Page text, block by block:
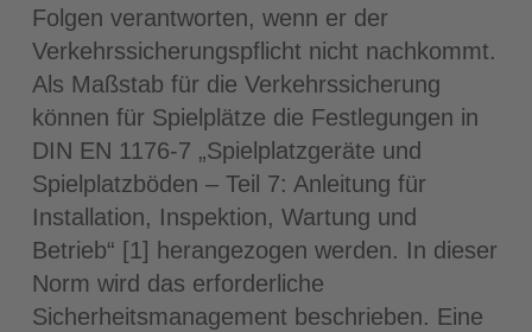
Folgen verantworten, wenn er der
Verkehrssicherungspflicht nicht nachkommt.
Als Maßstab für die Verkehrssicherung
können für Spielplätze die Festlegungen in
DIN EN 1176-7 „Spielplatzgeräte und
Spielplatzböden – Teil 7: Anleitung für
Installation, Inspektion, Wartung und
Betrieb“ [1] herangezogen werden. In dieser
Norm wird das erforderliche
Sicherheitsmanagement beschrieben. Eine